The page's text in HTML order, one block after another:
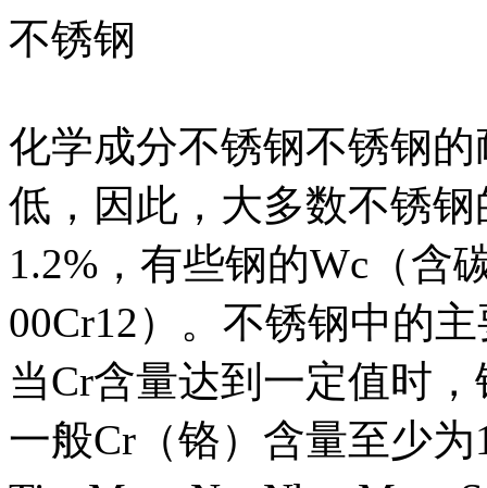
不锈钢
化学成分不锈钢不锈钢
低，因此，大多数不锈
1.2%，有些钢的Wc（含
00Cr12）。不锈钢中的
当Cr含量达到一定值时
一般Cr（铬）含量至少